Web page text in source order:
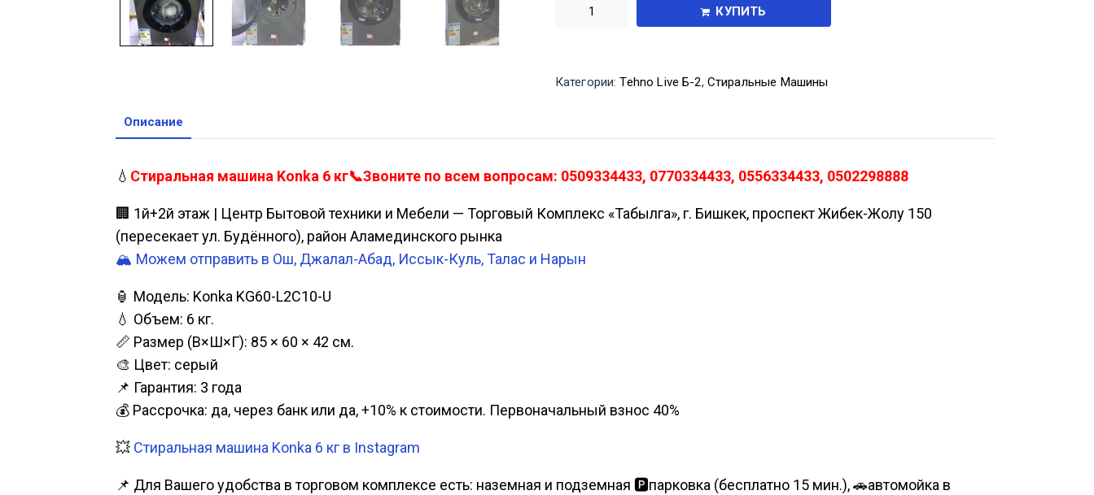
КУПИТЬ
Категории:Tehno Live Б-2, Стиральные Машины
Описание
💧 Стиральная машина Konka 6 кг📞Звоните по всем вопросам: 0509334433, 0770334433, 0556334433, 0502298888
🏢 1й+2й этаж | Центр Бытовой техники и Мебели — Торговый Комплекс «Табылга», г. Бишкек, проспект Жибек-Жолу 150
(пересекает ул. Будённого), район Аламединского рынка
🏔️ Можем отправить в Ош, Джалал-Абад, Иссык-Куль, Талас и Нарын
🏮 Модель: Konka KG60-L2C10-U
💧 Объем: 6 кг.
📏 Размер (В×Ш×Г): 85 × 60 × 42 см.
🎨 Цвет: серый
📌 Гарантия: 3 года
💰 Рассрочка: да, через банк или да, +10% к стоимости. Первоначальный взнос 40%
💥 Стиральная машина Konka 6 кг в Instagram
📌 Для Вашего удобства в торговом комплексе есть: наземная и подземная 🅿парковка (бесплатно 15 мин.), 🚗автомойка в